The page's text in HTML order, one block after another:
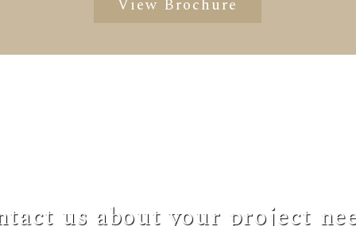
View Brochure
us about your project